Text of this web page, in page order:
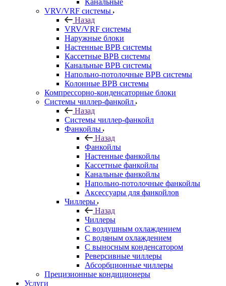
Канальные
VRV/VRF системы
Назад
VRV/VRF системы
Наружные блоки
Настенные ВРВ системы
Кассетные ВРВ системы
Канальные ВРВ системы
Напольно-потолочные ВРВ системы
Колонные ВРВ системы
Компрессорно-конденсаторные блоки
Системы чиллер-фанкойл
Назад
Системы чиллер-фанкойл
Фанкойлы
Назад
Фанкойлы
Настенные фанкойлы
Кассетные фанкойлы
Канальные фанкойлы
Напольно-потолочные фанкойлы
Аксессуары для фанкойлов
Чиллеры
Назад
Чиллеры
С воздушным охлаждением
С водяным охлаждением
С выносным конденсатором
Реверсивные чиллеры
Абсорбционные чиллеры
Прецизионные кондиционеры
Услуги